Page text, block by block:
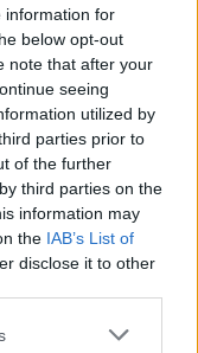
information for
below opt-out
note that after your
seeing
utilized by
parties prior to
of the further
third parties on the
information may
the IAB’s List of
disclose it to other
Novibet με το